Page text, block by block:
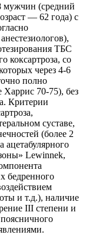
мужчин (средний
— 62 года) с
ТБС
коксартроза, со
через 4-6
полно
70-75), без
Критерии
суставе,
(более 2
Lewinnek,
бедренного
и т.д.), наличие
III степени и